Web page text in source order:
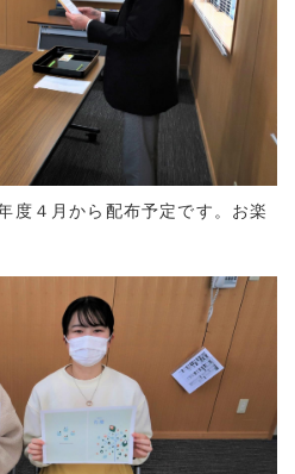
度４月から配布予定です。お楽